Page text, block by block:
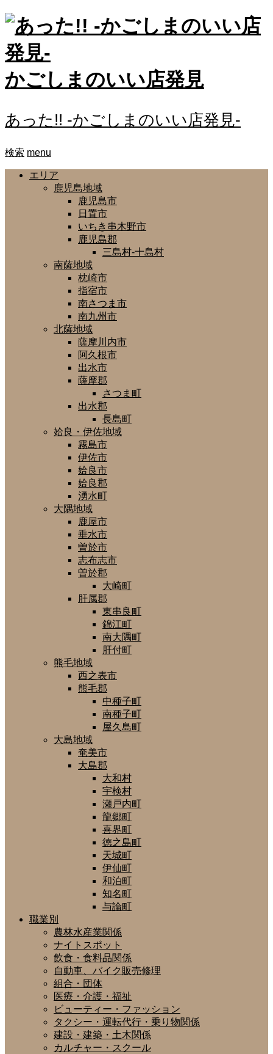
かごしまのいい店発見
あった!! -かごしまのいい店発見-
検索 menu
エリア
鹿児島地域
鹿児島市
日置市
いちき串木野市
鹿児島郡
三島村-十島村
南薩地域
枕崎市
指宿市
南さつま市
南九州市
北薩地域
薩摩川内市
阿久根市
出水市
薩摩郡
さつま町
出水郡
長島町
姶良・伊佐地域
霧島市
伊佐市
姶良市
姶良郡
湧水町
大隅地域
鹿屋市
垂水市
曽於市
志布志市
曽於郡
大崎町
肝属郡
東串良町
錦江町
南大隅町
肝付町
熊毛地域
西之表市
熊毛郡
中種子町
南種子町
屋久島町
大島地域
奄美市
大島郡
大和村
宇検村
瀬戸内町
龍郷町
喜界町
徳之島町
天城町
伊仙町
和泊町
知名町
与論町
職業別
農林水産業関係
ナイトスポット
飲食・食料品関係
自動車、バイク販売修理
組合・団体
医療・介護・福祉
ビューティー・ファッション
タクシー・運転代行・乗り物関係
建設・建築・土木関係
カルチャー・スクール